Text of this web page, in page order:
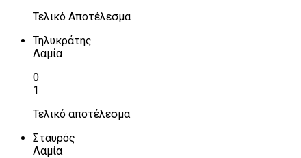
Τελικό Αποτέλεσμα
Τηλυκράτης
Λαμία
0
1
Τελικό αποτέλεσμα
Σταυρός
Λαμία